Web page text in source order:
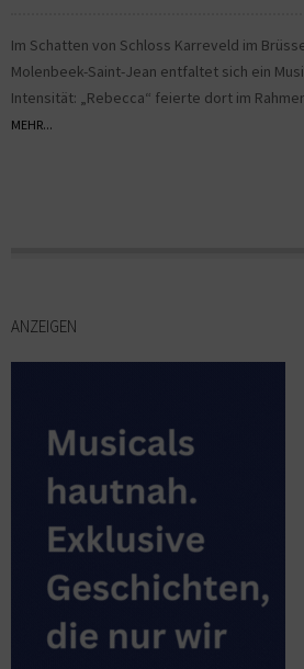
Im Schatten von Schloss Karreveld im
Molenbeek-Saint-Jean entfaltet sich ein
Intensität: „Rebecca“ feierte dort im
MEHR...
ANZEIGEN